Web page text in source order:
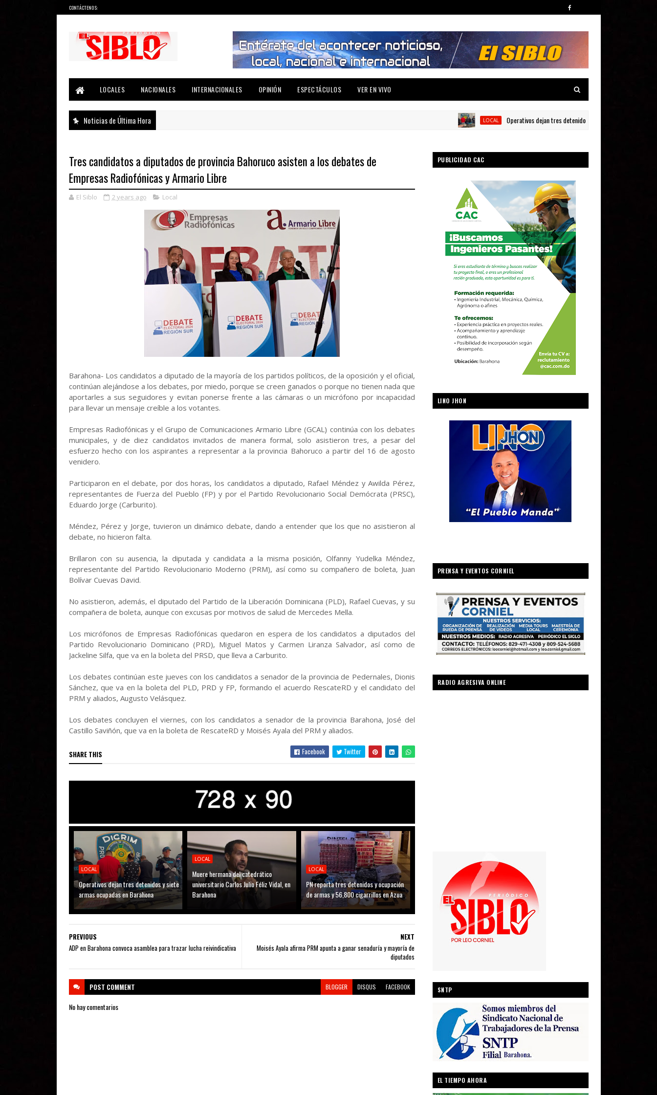
CONTÁCTENOS:
LOCALES
NACIONALES INTERNACIONALES OPINIÓN ESPECTÁCULOS VER EN VIVO
Noticias de Última Hora LOCAL Operativos dejan tres detenidos y siete armas ocupadas en
Tres candidatos a diputados de provincia Bahoruco asisten a los debates de
Empresas Radiofónicas y Armario Libre
El Siblo 2 years ago Local
Barahona- Los candidatos a diputado de la mayoría de los partidos políticos, de la oposición y el oficial,
continúan alejándose a los debates, por miedo, porque se creen ganados o porque no tienen nada que
aportarles a sus seguidores y evitan ponerse frente a las cámaras o un micrófono por incapacidad
para llevar un mensaje creíble a los votantes.
Empresas Radiofónicas y el Grupo de Comunicaciones Armario Libre (GCAL) continúa con los debates
municipales, y de diez candidatos invitados de manera formal, solo asistieron tres, a pesar del
esfuerzo hecho con los aspirantes a representar a la provincia Bahoruco a partir del 16 de agosto
venidero.
Participaron en el debate, por dos horas, los candidatos a diputado, Rafael Méndez y Awilda Pérez,
representantes de Fuerza del Pueblo (FP) y por el Partido Revolucionario Social Demócrata (PRSC),
Eduardo Jorge (Carburito).
Méndez, Pérez y Jorge, tuvieron un dinámico debate, dando a entender que los que no asistieron al
debate, no hicieron falta.
Brillaron con su ausencia, la diputada y candidata a la misma posición, Olfanny Yudelka Méndez,
representante del Partido Revolucionario Moderno (PRM), así como su compañero de boleta, Juan
Bolívar Cuevas David.
No asistieron, además, el diputado del Partido de la Liberación Dominicana (PLD), Rafael Cuevas, y su
compañera de boleta, aunque con excusas por motivos de salud de Mercedes Mella.
Los micrófonos de Empresas Radiofónicas quedaron en espera de los candidatos a diputados del
Partido Revolucionario Dominicano (PRD), Miguel Matos y Carmen Liranza Salvador, así como de
Jackeline Silfa, que va en la boleta del PRSD, que lleva a Carburito.
Los debates continúan este jueves con los candidatos a senador de la provincia de Pedernales, Dionis
Sánchez, que va en la boleta del PLD, PRD y FP, formando el acuerdo RescateRD y el candidato del
PRM y aliados, Augusto Velásquez.
Los debates concluyen el viernes, con los candidatos a senador de la provincia Barahona, José del
Castillo Saviñón, que va en la boleta de RescateRD y Moisés Ayala del PRM y aliados.
SHARE THIS Facebook Twitter
LOCAL
Operativos dejan tres detenidos y siete
armas ocupadas en Barahona
LOCAL
Muere hermana del catedrático
universitario Carlos Julio Féliz Vidal, en
Barahona
LOCAL
PN reporta tres detenidos y ocupación
de armas y 56,800 cigarrillos en Azua
NEXT
Moisés Ayala afirma PRM apunta a ganar senaduría y mayoría de
diputados
PREVIOUS
ADP en Barahona convoca asamblea para trazar lucha reivindicativa
POST COMMENT BLOGGER DISQUS FACEBOOK
No hay comentarios
PUBLICIDAD CAC
LINO JHON
PRENSA Y EVENTOS CORNIEL
RADIO AGRESIVA ONLINE
SNTP
EL TIEMPO AHORA